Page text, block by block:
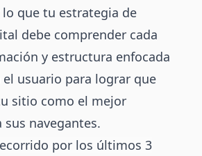
que tu estrategia de
debe comprender cada
y estructura enfocada
usuario para lograr que
sitio como el mejor
navegantes.
por los últimos 3